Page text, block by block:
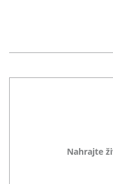
Nahrajte